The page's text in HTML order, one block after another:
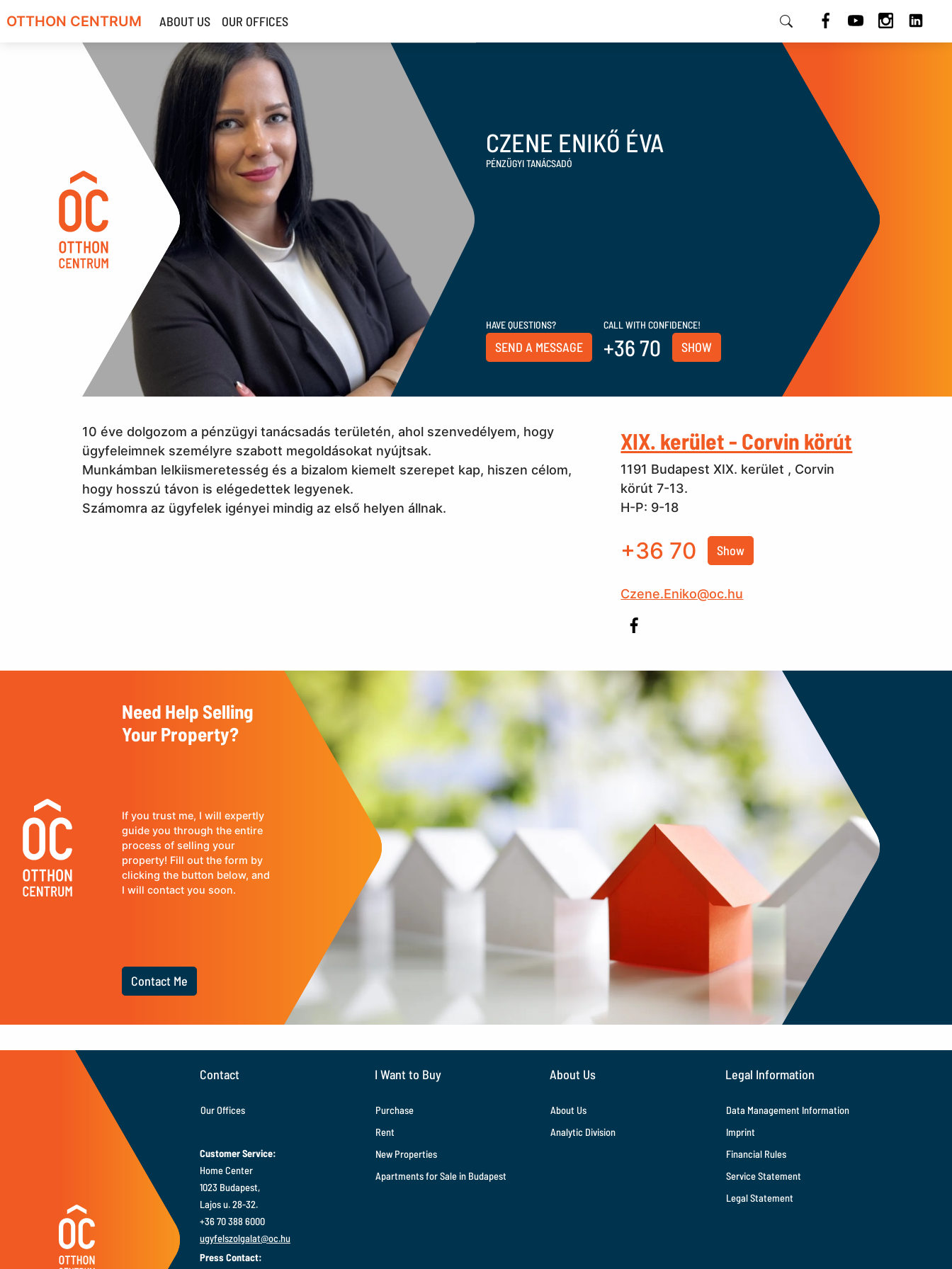
OTTHON CENTRUM ABOUT US
OUR OFFICES
HU
CZENE ENIKŐ ÉVA
PÉNZÜGYI TANÁCSADÓ
HAVE QUESTIONS?
SEND A MESSAGE
CALL WITH CONFIDENCE!
+36 70 SHOW
10 éve dolgozom a pénzügyi tanácsadás területén, ahol szenvedélyem, hogy
ügyfeleimnek személyre szabott megoldásokat nyújtsak.
Munkámban lelkiismeretesség és a bizalom kiemelt szerepet kap, hiszen célom,
hogy hosszú távon is elégedettek legyenek.
Számomra az ügyfelek igényei mindig az első helyen állnak.
XIX. kerület - Corvin körút
1191 Budapest XIX. kerület , Corvin
körút 7-13.
H-P: 9-18
+36 70 Show
Czene.Eniko@oc.hu
Need Help Selling
Your Property?
If you trust me, I will expertly
guide you through the entire
process of selling your
property! Fill out the form by
clicking the button below, and
I will contact you soon.
Contact Me
Contact
Our Offices
Customer Service:
Home Center
1023 Budapest,
Lajos u. 28-32.
+36 70 388 6000
ugyfelszolgalat@oc.hu
Press Contact:
I Want to Buy
Purchase
Rent
New Properties
Apartments for Sale in Budapest
About Us
About Us
Analytic Division
Legal Information
Data Management Information
Imprint
Financial Rules
Service Statement
Legal Statement